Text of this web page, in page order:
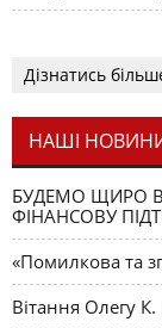
Дізнатись
НАШІ
БУДЕМО ЩИРО
ФІНАНСОВУ
«Помилкова та
Вітання Олегу